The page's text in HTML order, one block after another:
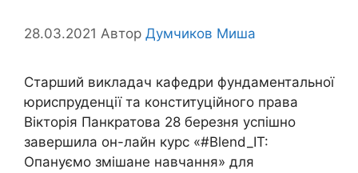
28.03.2021 Автор Думчиков Миша
Старший викладач кафедри фундаментальної
юриспруденції та конституційного права
Вікторія Панкратова 28 березня успішно
завершила он-лайн курс «#Blend_IT:
Опануємо змішане навчання» для